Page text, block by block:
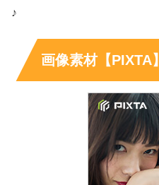
♪
画像素材【PIXTA】